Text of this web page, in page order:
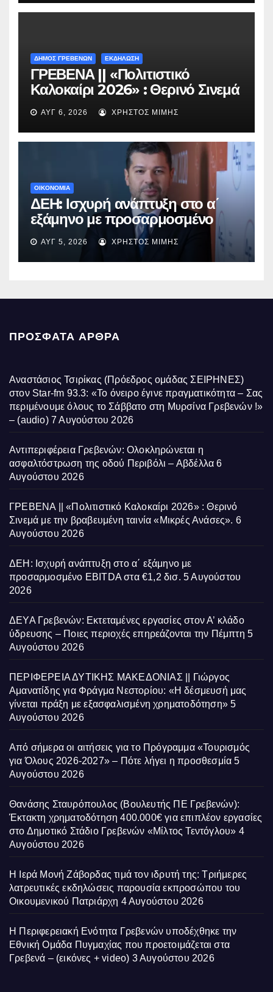
ΔΗΜΟΣ ΓΡΕΒΕΝΩΝ ΕΚΔΗΛΩΣΗ
ΓΡΕΒΕΝΑ || «Πολιτιστικό
Καλοκαίρι 2026» : Θερινό Σινεμά
με την βραβευμένη ταινία
«Μικρές Ανάσες».
ΑΥΓ 6, 2026 ΧΡΉΣΤΟΣ ΜΊΜΗΣ
ΟΙΚΟΝΟΜΙΑ
ΔΕΗ: Ισχυρή ανάπτυξη στο α΄
εξάμηνο με προσαρμοσμένο
EBITDA στα €1,2 δισ.
ΑΥΓ 5, 2026 ΧΡΉΣΤΟΣ ΜΊΜΗΣ
ΠΡΌΣΦΑΤΑ ΆΡΘΡΑ
Αναστάσιος Τσιρίκας (Πρόεδρος ομάδας ΣΕΙΡΗΝΕΣ)
στον Star-fm 93.3: «Το όνειρο έγινε πραγματικότητα – Σας
περιμένουμε όλους το Σάββατο στη Μυρσίνα Γρεβενών !»
– (audio) 7 Αυγούστου 2026
Αντιπεριφέρεια Γρεβενών: Ολοκληρώνεται η
ασφαλτόστρωση της οδού Περιβόλι – Αβδέλλα 6
Αυγούστου 2026
ΓΡΕΒΕΝΑ || «Πολιτιστικό Καλοκαίρι 2026» : Θερινό
Σινεμά με την βραβευμένη ταινία «Μικρές Ανάσες». 6
Αυγούστου 2026
ΔΕΗ: Ισχυρή ανάπτυξη στο α΄ εξάμηνο με
προσαρμοσμένο EBITDA στα €1,2 δισ. 5 Αυγούστου
2026
ΔΕΥΑ Γρεβενών: Εκτεταμένες εργασίες στον Α’ κλάδο
ύδρευσης – Ποιες περιοχές επηρεάζονται την Πέμπτη 5
Αυγούστου 2026
ΠΕΡΙΦΕΡΕΙΑ ΔΥΤΙΚΗΣ ΜΑΚΕΔΟΝΙΑΣ || Γιώργος
Αμανατίδης για Φράγμα Νεστορίου: «Η δέσμευσή μας
γίνεται πράξη με εξασφαλισμένη χρηματοδότηση» 5
Αυγούστου 2026
Από σήμερα οι αιτήσεις για το Πρόγραμμα «Τουρισμός
για Όλους 2026-2027» – Πότε λήγει η προσθεσμία 5
Αυγούστου 2026
Θανάσης Σταυρόπουλος (Βουλευτής ΠΕ Γρεβενών):
Έκτακτη χρηματοδότηση 400.000€ για επιπλέον εργασίες
στο Δημοτικό Στάδιο Γρεβενών «Μίλτος Τεντόγλου» 4
Αυγούστου 2026
Η Ιερά Μονή Ζάβορδας τιμά τον ιδρυτή της: Τριήμερες
λατρευτικές εκδηλώσεις παρουσία εκπροσώπου του
Οικουμενικού Πατριάρχη 4 Αυγούστου 2026
Η Περιφερειακή Ενότητα Γρεβενών υποδέχθηκε την
Εθνική Ομάδα Πυγμαχίας που προετοιμάζεται στα
Γρεβενά – (εικόνες + video) 3 Αυγούστου 2026